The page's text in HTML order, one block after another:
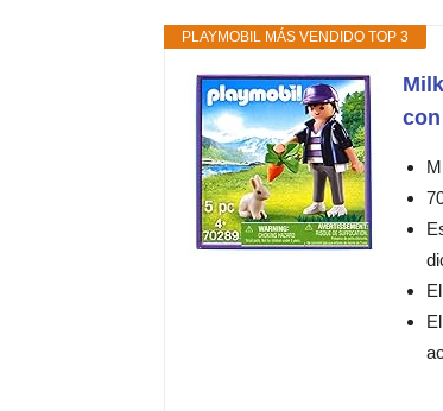
PLAYMOBIL MÁS VENDIDO TOP 3